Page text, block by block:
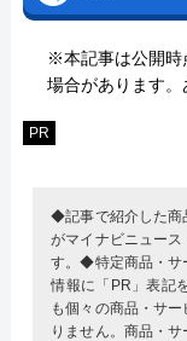
※本記事は公開時
場合があります。
PR
◆記事で紹介した商
がマイナビニュース
す。◆特定商品・サ
情報に「PR」表記
も個々の商品・サ
りません。商品・